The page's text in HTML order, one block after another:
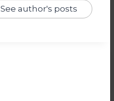
See author's posts